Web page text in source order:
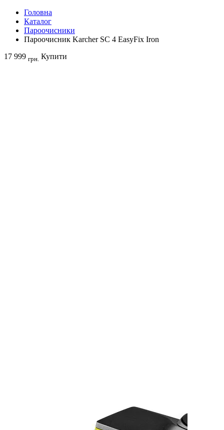
Головна
Каталог
Пароочисники
Пароочисник Karcher SC 4 EasyFix Iron
17 999 грн. Купити